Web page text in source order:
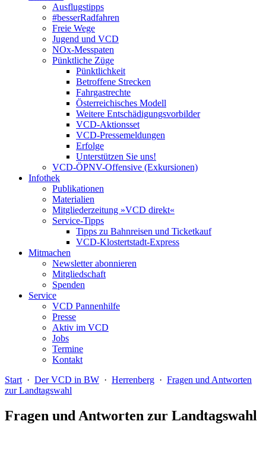
Ausflugstipps
#besserRadfahren
Freie Wege
Jugend und VCD
NOx-Messpaten
Pünktliche Züge
Pünktlichkeit
Betroffene Strecken
Fahrgastrechte
Österreichisches Modell
Weitere Entschädigungsvorbilder
VCD-Aktionsset
VCD-Pressemeldungen
Erfolge
Unterstützen Sie uns!
VCD-ÖPNV-Offensive (Exkursionen)
Infothek
Publikationen
Materialien
Mitgliederzeitung »VCD direkt«
Service-Tipps
Tipps zu Bahnreisen und Ticketkauf
VCD-Klostertstadt-Express
Mitmachen
Newsletter abonnieren
Mitgliedschaft
Spenden
Service
VCD Pannenhilfe
Presse
Aktiv im VCD
Jobs
Termine
Kontakt
Start · Der VCD in BW · Herrenberg · Fragen und Antworten
zur Landtagswahl
Fragen und Antworten zur Landtagswahl